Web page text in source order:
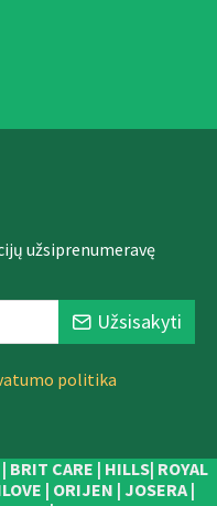
užsiprenumeravę
Užsisakyti
politika
BRIT CARE | HILLS| ROYAL
| ORIJEN | JOSERA |